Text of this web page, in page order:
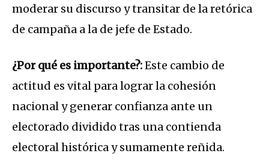
moderar su discurso y transitar de la retórica
de campaña a la de jefe de Estado.
¿Por qué es importante?:Este cambio de
actitud es vital para lograr la cohesión
nacional y generar confianza ante un
electorado dividido tras una contienda
electoral histórica y sumamente reñida.